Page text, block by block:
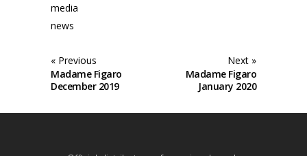
media
news
« Previous
Madame Figaro
December 2019
Next »
Madame Figaro
January 2020